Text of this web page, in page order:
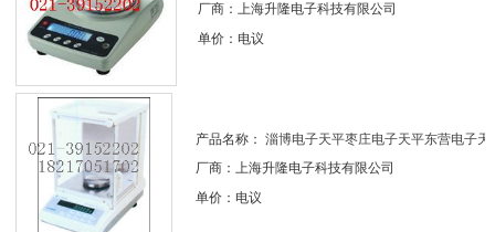
厂商：上海升隆电子科技有限公司
单价：电议
产品名称： 淄博电子天平枣庄电子天平东营电子天
厂商：上海升隆电子科技有限公司
单价：电议